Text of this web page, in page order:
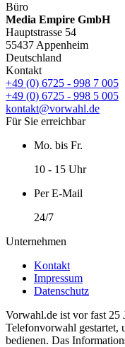
Büro
Media Empire GmbH
Hauptstrasse 54
55437 Appenheim
Deutschland
Kontakt
+49 (0) 6725 - 998 7 005
+49 (0) 6725 - 998 5 005
kontakt@vorwahl.de
Für Sie erreichbar
Mo. bis Fr.
10 - 15 Uhr
Per E-Mail
24/7
Unternehmen
Kontakt
Impressum
Datenschutz
Vorwahl.de ist vor fast 25
Telefonvorwahl gestartet,
bedienen. Das